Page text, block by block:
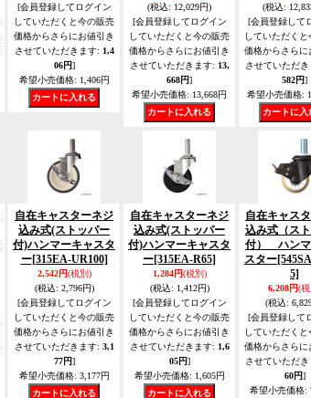
[会員登録してログイン
していただくと今の販売
価格からさらにお値引き
させていただきます: 1,4
06円]
希望小売価格: 1,406円
(税込: 12,029円)
[会員登録してログイン
していただくと今の販売
価格からさらにお値引き
させていただきます: 13,
668円]
希望小売価格: 13,668円
(税込:
[会員登録して
していただくと
価格からさらに
させていただき
582円]
希望小売価格:
自在キャスターネジ
込み式(ストッパー
付)ハンマーキャスタ
ー[315EA-UR100]
2,542円(税別)
(税込: 2,796円)
[会員登録してログイン
していただくと今の販売
価格からさらにお値引き
させていただきます: 3,1
77円]
希望小売価格: 3,177円
自在キャスターネジ
込み式(ストッパー
付)ハンマーキャスタ
ー[315EA-R65]
1,284円(税別)
(税込: 1,412円)
[会員登録してログイン
していただくと今の販売
価格からさらにお値引き
させていただきます: 1,6
05円]
希望小売価格: 1,605円
自在キャス
込み式（ス
付） ハンマ
スター
5]
6,208円(
(税込:
[会員登録して
していただくと
価格からさらに
させていただき
60円]
希望小売価格: